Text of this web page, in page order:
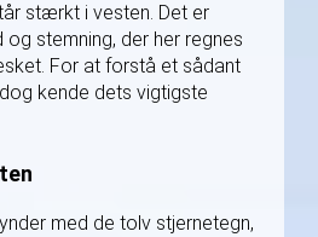
stærkt i vesten. Det er
og stemning, der her regnes
For at forstå et sådant
kende dets vigtigste
med de tolv stjernetegn,